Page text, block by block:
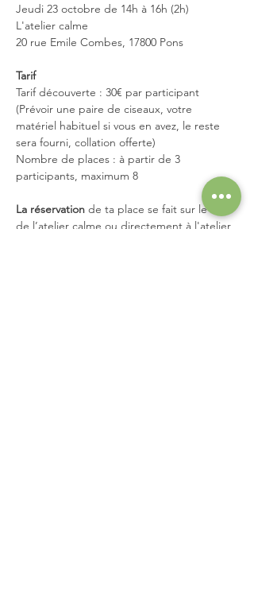
Jeudi 23 octobre de 14h à 16h (2h)
L'atelier calme
20 rue Emile Combes, 17800 Pons
Tarif
Tarif découverte : 30€ par participant
(Prévoir une paire de ciseaux, votre
matériel habituel si vous en avez, le reste
sera fourni, collation offerte)
Nombre de places : à partir de 3
participants, maximum 8
La réservation de ta place se fait sur le site
de l’atelier calme ou directement à l'atelier